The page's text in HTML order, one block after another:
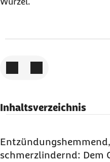
Inhaltsverzeichnis
Wie wirkt Kurkuma?
Wie gesund ist
schmerzlindernd: Dem